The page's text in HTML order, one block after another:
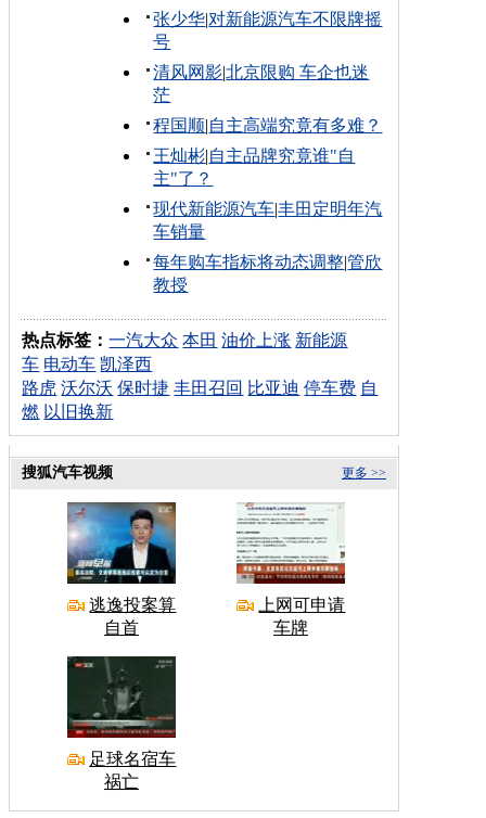
张少华|对新能源汽车不限牌摇
号
清风网影|北京限购 车企也迷
茫
程国顺|自主高端究竟有多难？
王灿彬|自主品牌究竟谁"自
主"了？
现代新能源汽车|丰田定明年汽
车销量
每年购车指标将动态调整|管欣
教授
热点标签：一汽大众 本田 油价上涨 新能源
车 电动车 凯泽西
路虎 沃尔沃 保时捷 丰田召回 比亚迪 停车费 自
燃 以旧换新
更多 >>
搜狐汽车视频
逃逸投案算
自首
上网可申请
车牌
足球名宿车
祸亡